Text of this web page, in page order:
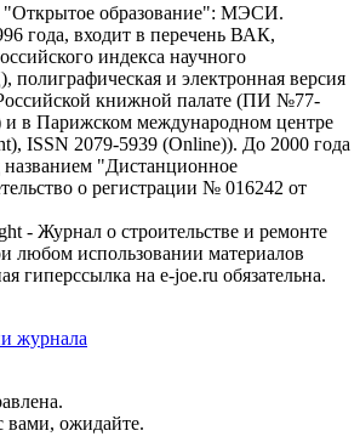
"Открытое образование": МЭСИ.
года, входит в перечень ВАК,
индекса научного
и электронная версия
книжной палате (ПИ №77-
в Парижском международном центре
ISSN 2079-5939 (Online)). До 2000 года
"Дистанционное
о регистрации № 016242 от
- Журнал о строительстве и ремонте
любом использовании материалов
гиперссылка на e-joe.ru обязательна.
журнала
вами, ожидайте.